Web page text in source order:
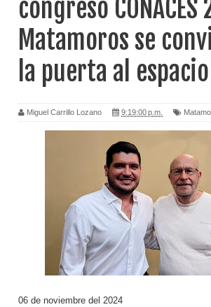
congreso CONACES
Matamoros se
la puerta al espacio
Miguel Carrillo Lozano 9:19:00 p.m.
06 de noviembre del 2024